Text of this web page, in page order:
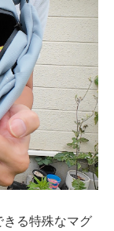
る特殊なマグ